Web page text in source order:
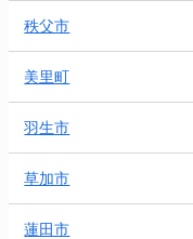
秩父市
美里町
羽生市
草加市
蓮田市